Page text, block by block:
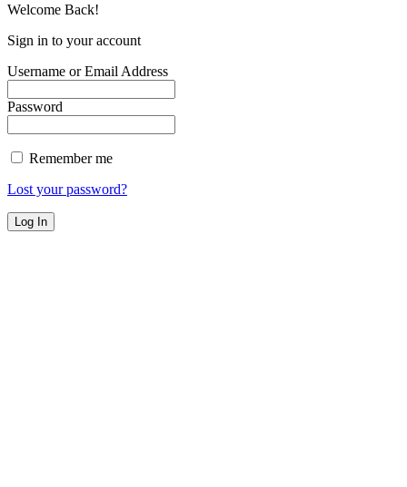
Welcome Back!
Sign in to your account
Username or Email Address
Password
Remember me
Lost your password?